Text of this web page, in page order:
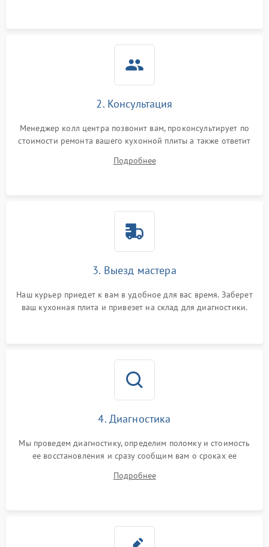
2. Консультация
Менеджер колл центра позвонит вам, проконсультирует по
стоимости ремонта вашего кухонной плиты а также ответит
Подробнее
3. Выезд мастера
Наш курьер приедет к вам в удобное для вас время. Заберет
ваш кухонная плита и привезет на склад для диагностики.
4. Диагностика
Мы проведем диагностику, определим поломку и стоимость
ее восстановления и сразу сообщим вам о сроках ее
Подробнее